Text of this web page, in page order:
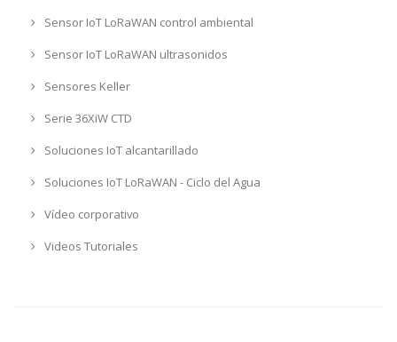
Sensor IoT LoRaWAN control ambiental
Sensor IoT LoRaWAN ultrasonidos
Sensores Keller
Serie 36XiW CTD
Soluciones IoT alcantarillado
Soluciones IoT LoRaWAN - Ciclo del Agua
Vídeo corporativo
Videos Tutoriales